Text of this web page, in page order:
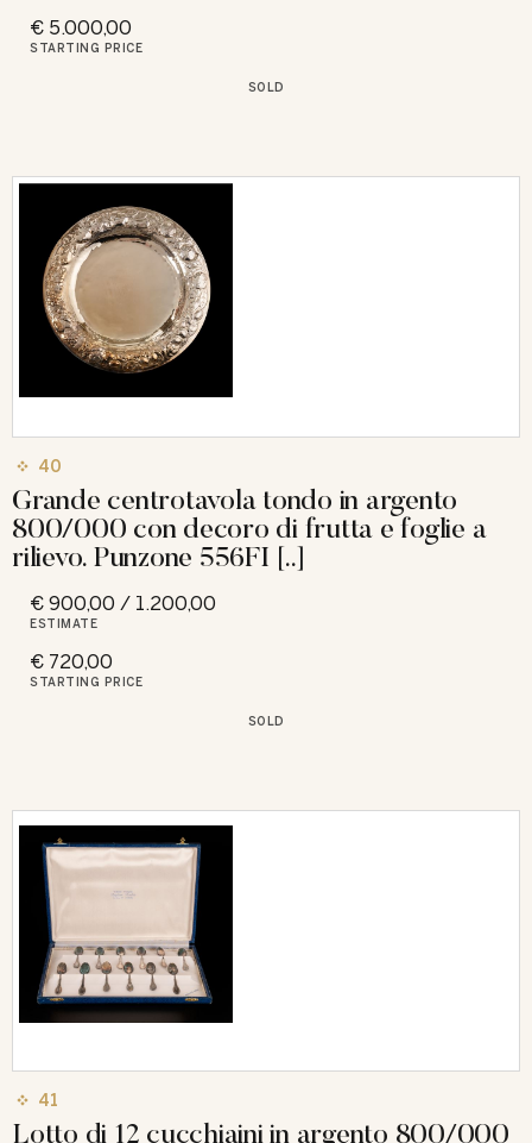
€ 5.000,00
STARTING PRICE
SOLD
40
Grande centrotavola tondo in argento
800/000 con decoro di frutta e foglie a
rilievo. Punzone 556FI [..]
€ 900,00 / 1.200,00
ESTIMATE
€ 720,00
STARTING PRICE
SOLD
41
Lotto di 12 cucchiaini in argento 800/000